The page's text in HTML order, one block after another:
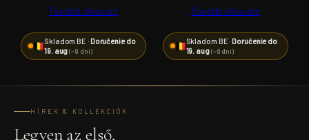
Tovább olvasom
Skladom BE ·Doručenie do
19. aug(~9 dní)
Tovább olvasom
Skladom BE ·Doručenie do
19. aug(~9 dní)
HÍREK & KOLLEKCIÓK
Legyen az első,